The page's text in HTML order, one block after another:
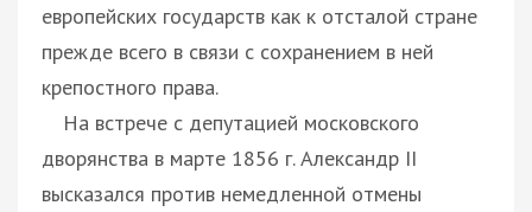
европейских государств как к отсталой стране
прежде всего в связи с сохранением в ней
крепостного права.
На встрече с депутацией московского
дворянства в марте 1856 г. Александр II
высказался против немедленной отмены